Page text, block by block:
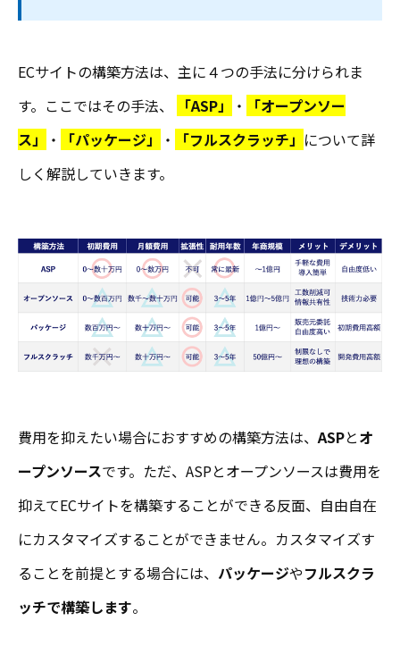
ECサイトの構築方法は、主に４つの手法に分けられま
す。ここではその手法、
「ASP」 ・
「オープンソー
ス」
・ 「パッケージ」 ・ 「フルスクラッチ」 について詳
しく解説していきます。
費用を抑えたい場合におすすめの構築方法は、ASPとオ
ープンソースです。ただ、ASPとオープンソースは費用を
抑えてECサイトを構築することができる反面、自由自在
にカスタマイズすることができません。カスタマイズす
ることを前提とする場合には、 パッケージやフルスクラ
ッチで構築します。